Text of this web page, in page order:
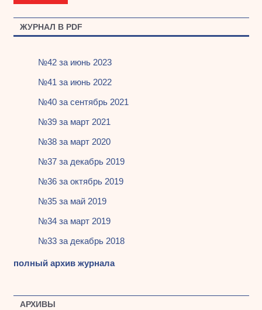
ЖУРНАЛ В PDF
№42 за июнь 2023
№41 за июнь 2022
№40 за сентябрь 2021
№39 за март 2021
№38 за март 2020
№37 за декабрь 2019
№36 за октябрь 2019
№35 за май 2019
№34 за март 2019
№33 за декабрь 2018
полный архив журнала
АРХИВЫ